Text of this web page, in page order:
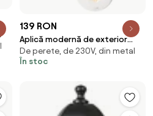
139 RON
Aplică modernă de exterior
ruginiu maro IP44 - Kansas
De perete, de 230V, din metal
În stoc